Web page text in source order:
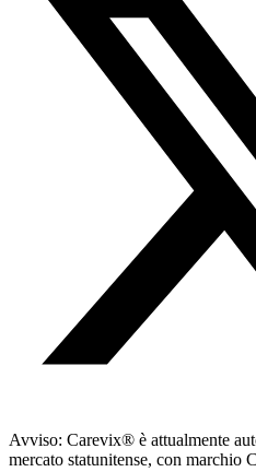
Avviso: Carevix® è attualmente
mercato statunitense, con marchio